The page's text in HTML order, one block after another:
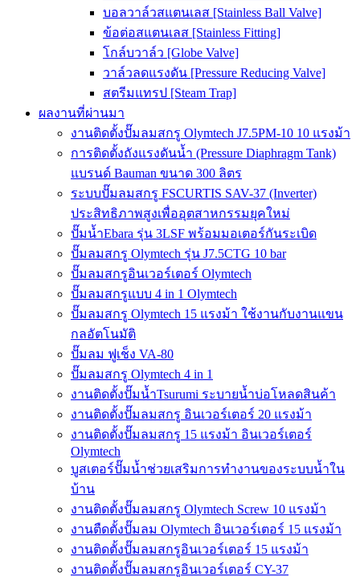
บอลวาล์วสแตนเลส [Stainless Ball Valve]
ข้อต่อสแตนเลส [Stainless Fitting]
โกล์บวาล์ว [Globe Valve]
วาล์วลดแรงดัน [Pressure Reducing Valve]
สตรีมแทรป [Steam Trap]
ผลงานที่ผ่านมา
งานติดตั้งปั๊มลมสกรู Olymtech J7.5PM-10 10 แรงม้า
การติดตั้งถังแรงดันน้ำ (Pressure Diaphragm Tank)
แบรนด์ Bauman ขนาด 300 ลิตร
ระบบปั๊มลมสกรู FSCURTIS SAV-37 (Inverter)
ประสิทธิภาพสูงเพื่ออุตสาหกรรมยุคใหม่
ปั๊มน้ำEbara รุ่น 3LSF พร้อมมอเตอร์กันระเบิด
ปั๊มลมสกรู Olymtech รุ่น J7.5CTG 10 bar
ปั๊มลมสกรูอินเวอร์เตอร์ Olymtech
ปั๊มลมสกรูแบบ 4 in 1 Olymtech
ปั๊มลมสกรู Olymtech 15 แรงม้า ใช้งานกับงานแขน
กลอัตโนมัติ
ปั๊มลม ฟูเช็ง VA-80
ปั๊มลมสกรู Olymtech 4 in 1
งานติดตั้งปั๊มน้ำTsurumi ระบายน้ำบ่อโหลดสินค้า
งานติดตั้งปั๊มลมสกรู อินเวอร์เตอร์ 20 แรงม้า
งานติดตั้งปั๊มลมสกรู 15 แรงม้า อินเวอร์เตอร์
Olymtech
บูสเตอร์ปั๊มน้ำช่วยเสริมการทำงานของระบบน้ำใน
บ้าน
งานติดตั้งปั๊มลมสกรู Olymtech Screw 10 แรงม้า
งานตืดตั้งปั๊มลม Olymtech อินเวอร์เตอร์ 15 แรงม้า
งานติดตั้งปั๊มลมสกรูอินเวอร์เตอร์ 15 แรงม้า
งานติดตั้งปั๊มลมสกรูอินเวอร์เตอร์ CY-37